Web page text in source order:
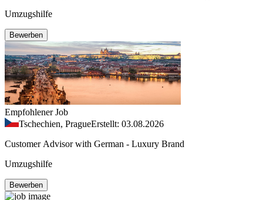
Umzugshilfe
Bewerben
Empfohlener Job
Tschechien, PragueErstellt: 03.08.2026
Customer Advisor with German - Luxury Brand
Umzugshilfe
Bewerben